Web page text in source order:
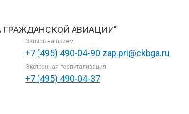
ГРАЖДАНСКОЙ АВИАЦИИ"
Запись на прием
+7 (495) 490-04-90 zap.pri@ckbga.ru
Экстренная госпитализация
+7 (495) 490-04-37